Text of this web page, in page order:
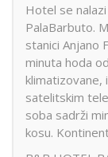
Hotel se
PalaBarbuto.
stanici Anjano
minuta hoda
klimatizovane,
satelitskim
soba sadrži
kosu.